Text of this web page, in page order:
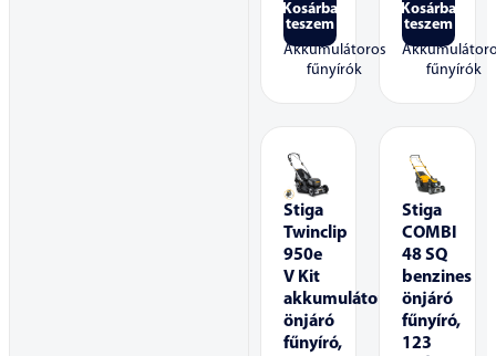
Kosárba
teszem
Akkumulátoros
fűnyírók
Kosárba
teszem
fűnyírók
Stiga
Twinclip
950e
V Kit
akkumulátoros
önjáró
fűnyíró,
Stiga
COMBI
48 SQ
benzines
önjáró
fűnyíró,
123